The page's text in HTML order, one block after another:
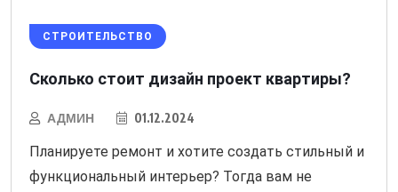
СТРОИТЕЛЬСТВО
Сколько стоит дизайн проект квартиры?
АДМИН 01.12.2024
Планируете ремонт и хотите создать стильный и
функциональный интерьер? Тогда вам не